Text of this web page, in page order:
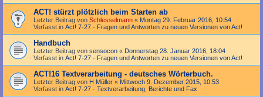
ACT! stürzt plötzlich beim Starten ab
Letzter Beitrag von Schlesselmann « Montag 29. Februar 2016, 10:54
Verfasst in Act! 7-27 - Fragen und Antworten zu neuen Versionen von Act!
Handbuch
Letzter Beitrag von sensocon « Donnerstag 28. Januar 2016, 18:04
Verfasst in Act! 7-27 - Fragen und Antworten zu neuen Versionen von Act!
ACT!16 Textverarbeitung - deutsches Wörterbuch.
Letzter Beitrag von H Müller « Mittwoch 9. Dezember 2015, 10:53
Verfasst in Act! 7-27 - Text­­ver­arbei­tung, Berichte und Fax